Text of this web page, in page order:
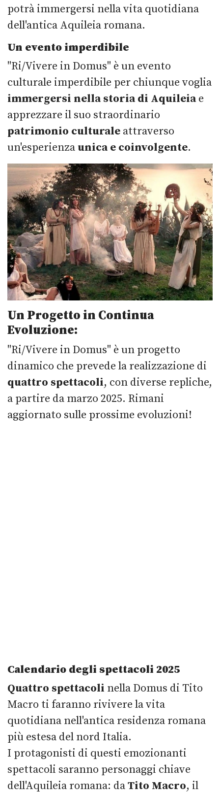
potrà immergersi nella vita quotidiana
dell'antica Aquileia romana.
Un evento imperdibile
"Ri/Vivere in Domus" è un evento
culturale imperdibile per chiunque voglia
immergersi nella storia di Aquileiae
apprezzare il suo straordinario
patrimonio culturale attraverso
un'esperienzaunica e coinvolgente.
Un Progetto in Continua
Evoluzione:
"Ri/Vivere in Domus" è un progetto
dinamico che prevede la realizzazione di
quattro spettacoli, con diverse repliche,
a partire da marzo 2025. Rimani
aggiornato sulle prossime evoluzioni!
Calendario degli spettacoli 2025
Quattro spettacoli nella Domus di Tito
Macro ti faranno rivivere la vita
quotidiana nell'antica residenza romana
più estesa del nord Italia.
I protagonisti di questi emozionanti
spettacoli saranno personaggi chiave
dell'Aquileia romana: daTito Macro, il